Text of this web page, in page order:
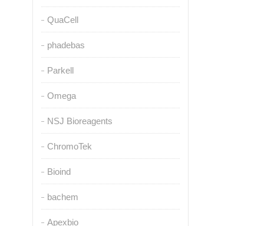
QuaCell
phadebas
Parkell
Omega
NSJ Bioreagents
ChromoTek
Bioind
bachem
Apexbio